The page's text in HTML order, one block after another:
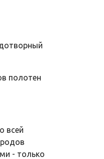
полотен
всей
- только